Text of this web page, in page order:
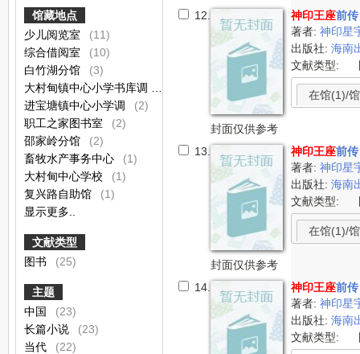
馆藏地点
少儿阅览室
(11)
综合借阅室
(10)
白竹湖分馆
(3)
进宝塘镇中心小学调
(2)
职工之家图书室
(2)
邵家岭分馆
(2)
畜牧水产事务中心
(1)
大村甸中心学校
(1)
复兴路自助馆
(1)
显示更多..
文献类型
图书
(25)
主题
中国
(23)
长篇小说
(23)
当代
(22)
12.
封面仅供参考
神印王座前
著者:神印星
出版社:海南
文献类型:
在馆(1)/
13.
封面仅供参考
神印王座前
著者:神印星
出版社:海南
文献类型:
在馆(1)/
14. 神印王座前
著者:神印星
出版社:海南
文献类型: